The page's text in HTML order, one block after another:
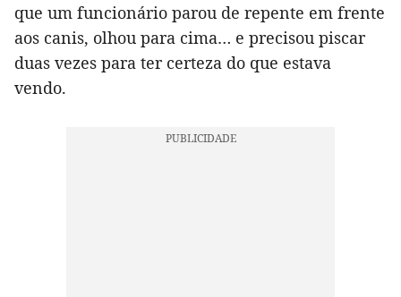
que um funcionário parou de repente em frente
aos canis, olhou para cima… e precisou piscar
duas vezes para ter certeza do que estava
vendo.